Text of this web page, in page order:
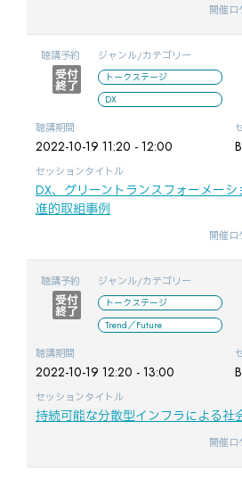
開催ロ
聴講予約 ジャンル/カテゴリー
トークステージ
DX
聴講期間
2022-10-19 11:20 - 12:00
セッションタイトル
DX、グリーントランスフォーメー
進的取組事例
開催ロ
聴講予約 ジャンル/カテゴリー
トークステージ
Trend／Future
聴講期間
2022-10-19 12:20 - 13:00
セッションタイトル
持続可能な分散型インフラによる社
開催ロ